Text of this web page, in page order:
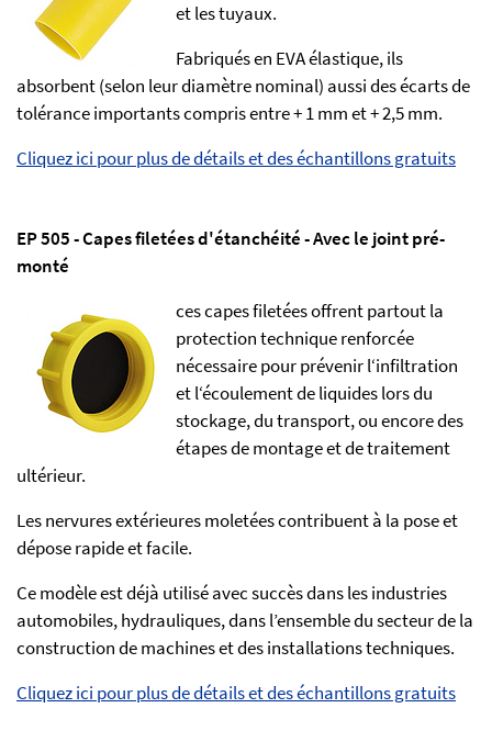
et les tuyaux.
Fabriqués en EVA élastique, ils
absorbent (selon leur diamètre nominal) aussi des écarts de
tolérance importants compris entre + 1 mm et + 2,5 mm.
Cliquez ici pour plus de détails et des échantillons gratuits
EP 505 - Capes filetées d'étanchéité - Avec le joint pré-
monté
ces capes filetées offrent partout la
protection technique renforcée
nécessaire pour prévenir l‘infiltration
et l‘écoulement de liquides lors du
stockage, du transport, ou encore des
étapes de montage et de traitement
ultérieur.
Les nervures extérieures moletées contribuent à la pose et
dépose rapide et facile.
Ce modèle est déjà utilisé avec succès dans les industries
automobiles, hydrauliques, dans l’ensemble du secteur de la
construction de machines et des installations techniques.
Cliquez ici pour plus de détails et des échantillons gratuits